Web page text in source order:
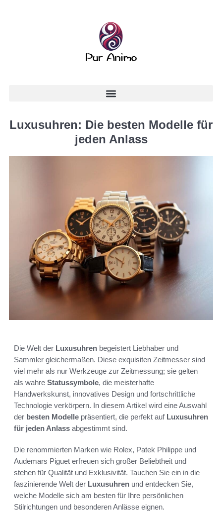
Luxusuhren: Die besten Modelle für
jeden Anlass
Die Welt der Luxusuhren begeistert Liebhaber und
Sammler gleichermaßen. Diese exquisiten Zeitmesser sind
viel mehr als nur Werkzeuge zur Zeitmessung; sie gelten
als wahre Statussymbole, die meisterhafte
Handwerkskunst, innovatives Design und fortschrittliche
Technologie verkörpern. In diesem Artikel wird eine Auswahl
der besten Modelle präsentiert, die perfekt auf Luxusuhren
für jeden Anlass abgestimmt sind.
Die renommierten Marken wie Rolex, Patek Philippe und
Audemars Piguet erfreuen sich großer Beliebtheit und
stehen für Qualität und Exklusivität. Tauchen Sie ein in die
faszinierende Welt der Luxusuhren und entdecken Sie,
welche Modelle sich am besten für Ihre persönlichen
Stilrichtungen und besonderen Anlässe eignen.